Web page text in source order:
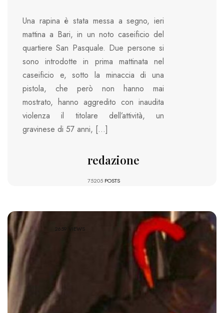
Una rapina è stata messa a segno, ieri
mattina a Bari, in un noto caseificio del
quartiere San Pasquale. Due persone si
sono introdotte in prima mattinata nel
caseificio e, sotto la minaccia di una
pistola, che però non hanno mai
mostrato, hanno aggredito con inaudita
violenza il titolare dell’attività, un
gravinese di 57 anni, […]
redazione
75205 POSTS
2659 VIEWS